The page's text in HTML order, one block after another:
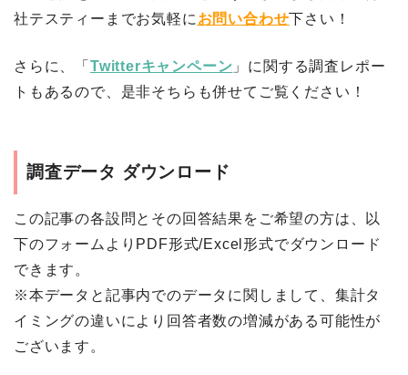
社テスティーまでお気軽に お問い合わせ下さい！
さらに、「 Twitterキャンペーン 」に関する調査レポー
トもあるので、是非そちらも併せてご覧ください！
調査データ ダウンロード
この記事の各設問とその回答結果をご希望の方は、以
下のフォームよりPDF形式/Excel形式でダウンロード
できます。
※本データと記事内でのデータに関しまして、集計タ
イミングの違いにより回答者数の増減がある可能性が
ございます。